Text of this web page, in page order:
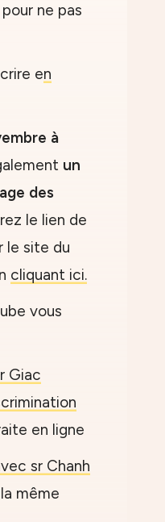
ne pas
en
à
un
des
le lien de
le site du
cliquant ici.
vous
Giac
en ligne
sr Chanh
même